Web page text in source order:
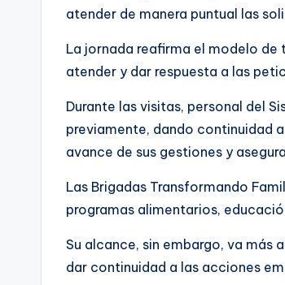
atender de manera puntual las
La jornada reafirma el modelo
atender y dar respuesta a las
Durante las visitas, personal del
previamente, dando continuidad
avance de sus gestiones y
Las Brigadas Transformando
programas alimentarios,
Su alcance, sin embargo, va
dar continuidad a las acciones